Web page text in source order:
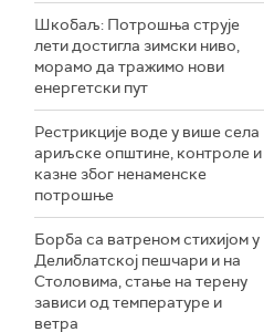
Шкобаљ: Потрошња струје
лети достигла зимски ниво,
морамо да тражимо нови
енергетски пут
Рестрикције воде у више села
ариљске општине, контроле и
казне због ненаменске
потрошње
Борба са ватреном стихијом у
Делиблатској пешчари и на
Столовима, стање на терену
зависи од температуре и
ветра